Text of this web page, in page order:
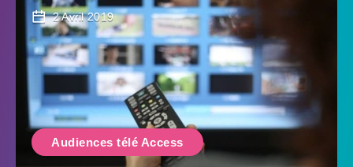
2 Avril 2019
Audiences télé Access